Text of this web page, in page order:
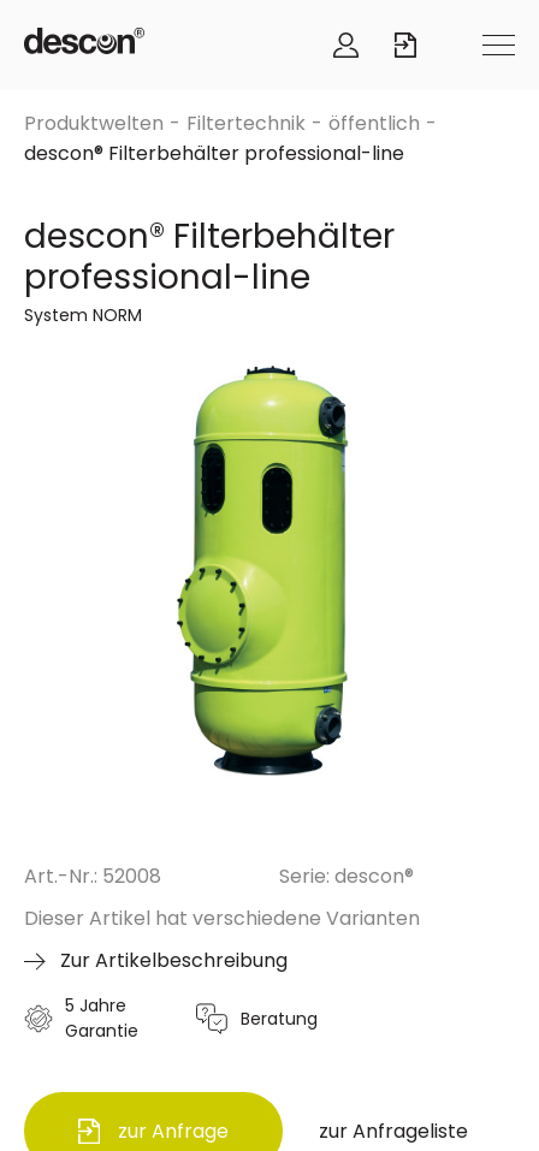
Produktwelten Filtertechnik
öffentlich
descon® Filterbehälter professional-line
descon® Filterbehälter
professional-line
System NORM
Art.-Nr.: 52008
Serie: descon®
Dieser Artikel hat verschiedene Varianten
Zur Artikelbeschreibung
5 Jahre
Garantie
Beratung
zur Anfrage zur Anfrageliste